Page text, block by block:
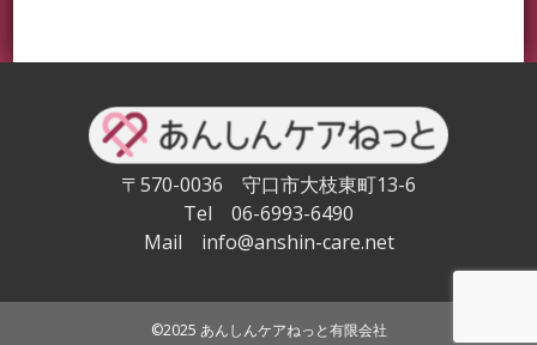
〒570-0036 守口市大枝東町13-6
Tel 06-6993-6490
Mail info@anshin-care.net
©2025 あんしんケアねっと有限会社